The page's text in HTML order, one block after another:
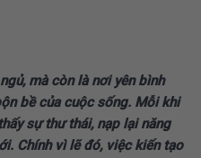
mà còn là nơi yên bình
bề của cuộc sống. Mỗi khi
sự thư thái, nạp lại năng
Chính vì lẽ đó, việc kiến tạo